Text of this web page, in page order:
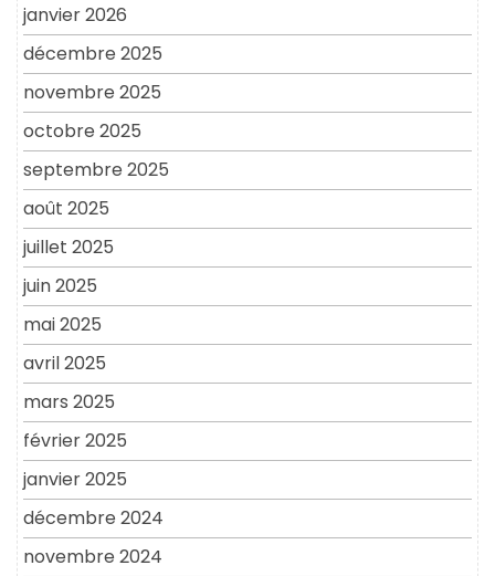
janvier 2026
décembre 2025
novembre 2025
octobre 2025
septembre 2025
août 2025
juillet 2025
juin 2025
mai 2025
avril 2025
mars 2025
février 2025
janvier 2025
décembre 2024
novembre 2024